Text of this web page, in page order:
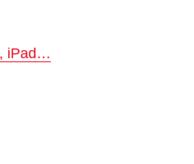
iPad…